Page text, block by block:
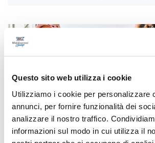
Questo sito web utilizza i cookie
Utilizziamo i cookie per personalizzare
annunci, per fornire funzionalità dei
analizzare il nostro traffico.
informazioni sul modo in cui utilizza il
Correlati